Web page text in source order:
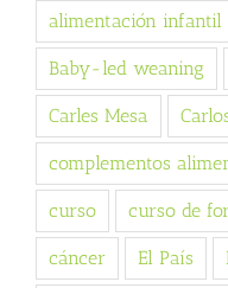
alimentación infantil
Baby-led weaning
Carles Mesa
complementos
curso curso de
cáncer El País